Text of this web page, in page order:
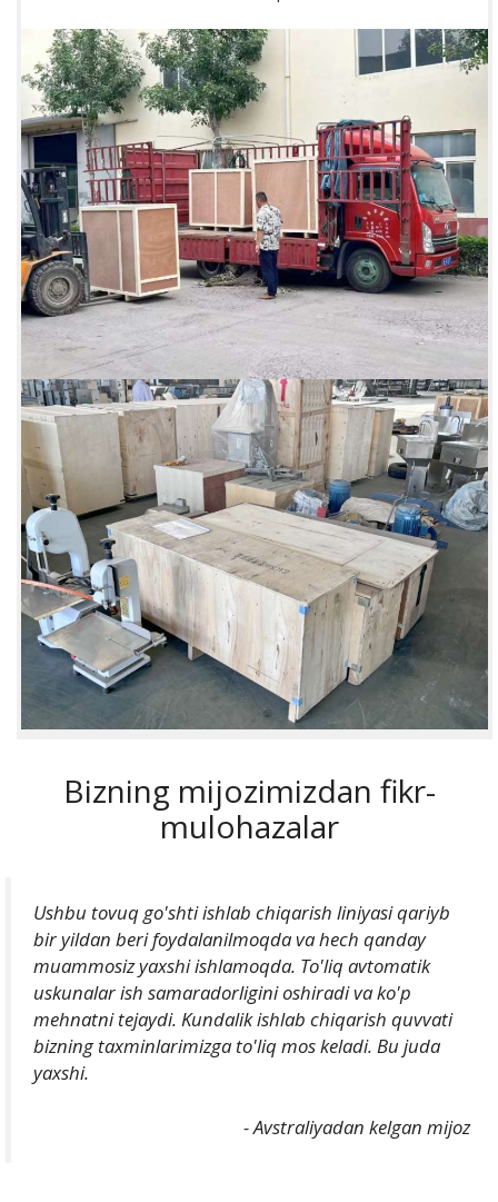
Bizning mijozimizdan fikr-
mulohazalar
Ushbu tovuq go'shti ishlab chiqarish liniyasi qariyb
bir yildan beri foydalanilmoqda va hech qanday
muammosiz yaxshi ishlamoqda. To'liq avtomatik
uskunalar ish samaradorligini oshiradi va ko'p
mehnatni tejaydi. Kundalik ishlab chiqarish quvvati
bizning taxminlarimizga to'liq mos keladi. Bu juda
yaxshi.
- Avstraliyadan kelgan mijoz